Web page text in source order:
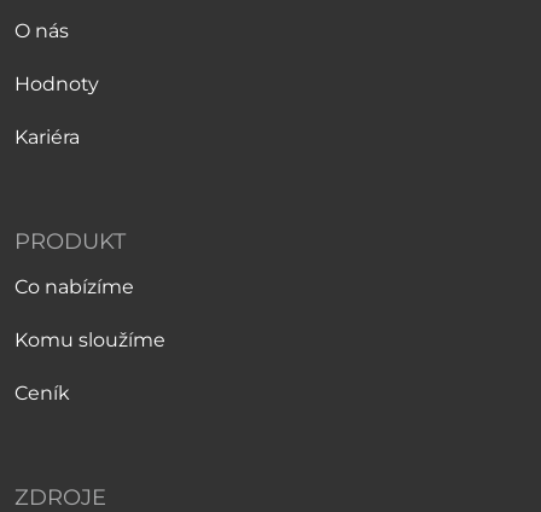
O nás
Hodnoty
Kariéra
PRODUKT
Co nabízíme
Komu sloužíme
Ceník
ZDROJE